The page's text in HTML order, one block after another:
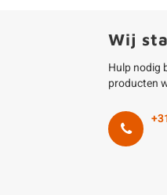
Wij
Hulp nodig
producten